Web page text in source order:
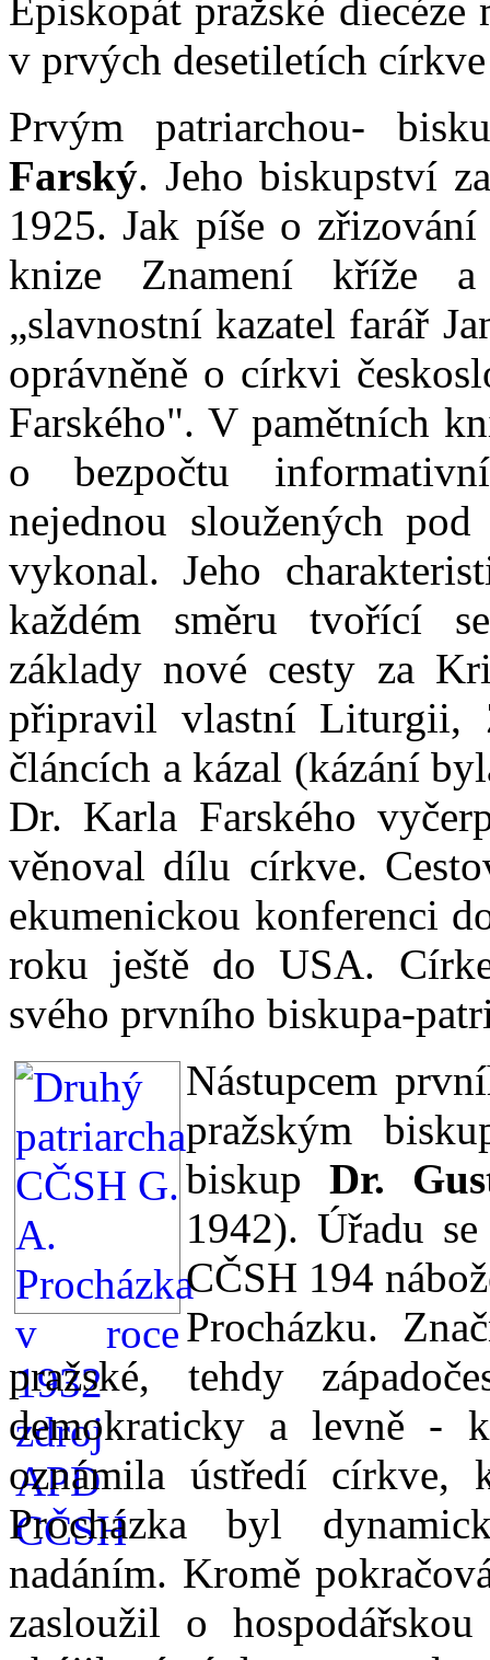
Episkopát pražské
v prvých desetiletích
Prvým patriarchou-
Farský. Jeho biskupství
1925. Jak píše o
knize Znamení kříže
„slavnostní kazatel farář
oprávněně o církvi
Farského". V pamětních
o bezpočtu
nejednou sloužených
vykonal. Jeho
každém směru tvořící
základy nové cesty za
připravil vlastní Liturgii,
článcích a kázal (kázání
Dr. Karla Farského
věnoval dílu církve.
ekumenickou konferenci
roku ještě do USA.
svého prvního biskupa-
Nástupcem
pražským
biskup Dr.
1942). Úřadu
CČSH 194
Procházku.
pražské, tehdy
demokraticky a levně -
oznámila ústředí
Procházka byl
nadáním. Kromě
zasloužil o